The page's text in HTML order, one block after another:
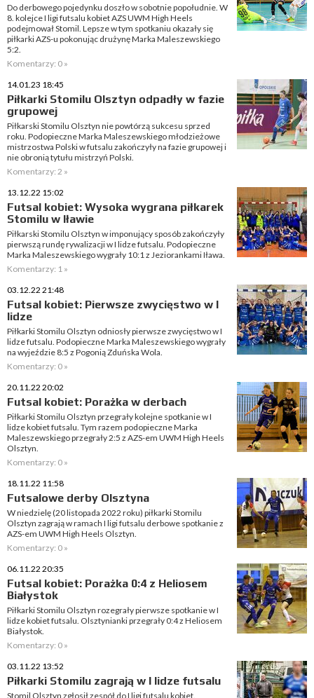
Do derbowego pojedynku doszło w sobotnie popołudnie. W
8. kolejce I ligi futsalu kobiet AZS UWM High Heels
podejmował Stomil. Lepsze w tym spotkaniu okazały się
piłkarki AZS-u pokonując drużynę Marka Maleszewskiego
5:2.
Komentarzy: 0 »
14.01.23 18:45
Piłkarki Stomilu Olsztyn odpadły w fazie
grupowej
Piłkarski Stomilu Olsztyn nie powtórzą sukcesu sprzed
roku. Podopieczne Marka Maleszewskiego młodzieżowe
mistrzostwa Polski w futsalu zakończyły na fazie grupowej i
nie obronią tytułu mistrzyń Polski.
Komentarzy: 2 »
13.12.22 15:02
Futsal kobiet: Wysoka wygrana piłkarek
Stomilu w Iławie
Piłkarski Stomilu Olsztyn w imponujący sposób zakończyły
pierwszą rundę rywalizacji w I lidze futsalu. Podopieczne
Marka Maleszewskiego wygrały 10:1 z Jeziorankami Iława.
Komentarzy: 1 »
03.12.22 21:48
Futsal kobiet: Pierwsze zwycięstwo w I
lidze
Piłkarki Stomilu Olsztyn odniosły pierwsze zwycięstwo w I
lidze futsalu. Podopieczne Marka Maleszewskiego wygrały
na wyjeździe 8:5 z Pogonią Zduńska Wola.
Komentarzy: 0 »
20.11.22 20:02
Futsal kobiet: Porażka w derbach
Piłkarki Stomilu Olsztyn przegrały kolejne spotkanie w I
lidze kobiet futsalu. Tym razem podopieczne Marka
Maleszewskiego przegrały 2:5 z AZS-em UWM High Heels
Olsztyn.
Komentarzy: 0 »
18.11.22 11:58
Futsalowe derby Olsztyna
W niedzielę (20 listopada 2022 roku) piłkarki Stomilu
Olsztyn zagrają w ramach I ligi futsalu derbowe spotkanie z
AZS-em UWM High Heels Olsztyn.
Komentarzy: 0 »
06.11.22 20:35
Futsal kobiet: Porażka 0:4 z Heliosem
Białystok
Piłkarki Stomilu Olsztyn rozegrały pierwsze spotkanie w I
lidze kobiet futsalu. Olsztynianki przegrały 0:4 z Heliosem
Białystok.
Komentarzy: 0 »
03.11.22 13:52
Piłkarki Stomilu zagrają w I lidze futsalu
Stomil Olsztyn zgłosił zespół do I ligi futsalu kobiet.